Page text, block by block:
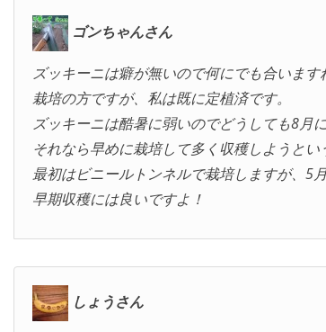
ゴンちゃんさん
ズッキーニは癖が無いので何にでも合いま
栽培の方ですが、私は既に定植済です。
ズッキーニは酷暑に弱いのでどうしても8月
それなら早めに栽培して多く収穫しようとい
最初はビニールトンネルで栽培しますが、5
早期収穫には良いですよ！
しょうさん